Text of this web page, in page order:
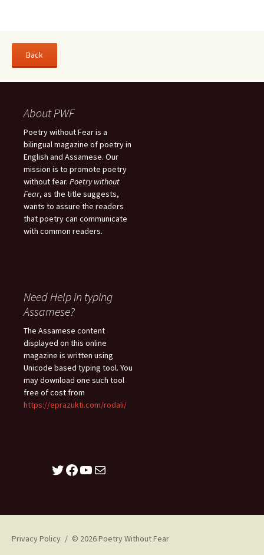
About PWF
Poetry without Fear is a
bilingual magazine of poetry in
English and Assamese. Our
mission is to promote poetry
without fear. Poetry without
Fear, as the title suggests,
wants to assure the readers
that poetry can communicate
with common readers.
Need Help in typing
Assamese?
The Assamese content
displayed on this online
magazine is written using
Unicode based typing tool. You
may download one such tool
free of cost from
https://eprazukti.com/rodali/
Twitter
Facebook
YouTube
Mail
Privacy Policy © 2026 Poetry Without Fear